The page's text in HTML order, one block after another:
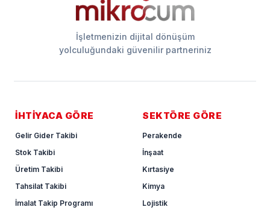
İşletmenizin dijital dönüşüm
yolculuğundaki güvenilir partneriniz
İHTİYACA GÖRE
Gelir Gider Takibi
Stok Takibi
Üretim Takibi
Tahsilat Takibi
İmalat Takip Programı
SEKTÖRE GÖRE
Perakende
İnşaat
Kırtasiye
Kimya
Lojistik